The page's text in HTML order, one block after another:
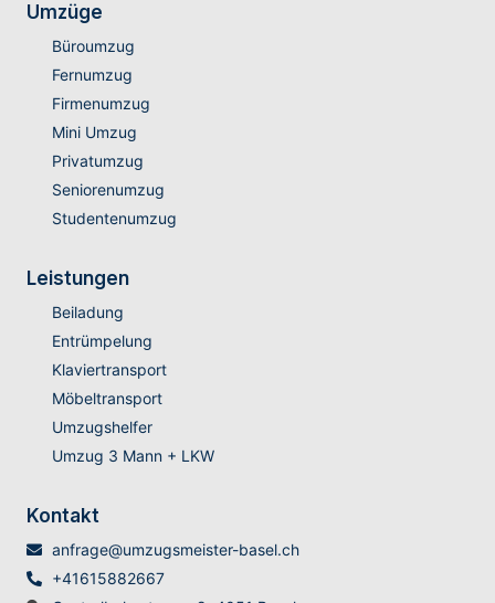
Umzüge
Büroumzug
Fernumzug
Firmenumzug
Mini Umzug
Privatumzug
Seniorenumzug
Studentenumzug
Leistungen
Beiladung
Entrümpelung
Klaviertransport
Möbeltransport
Umzugshelfer
Umzug 3 Mann + LKW
Kontakt
anfrage@umzugsmeister-basel.ch
+41615882667